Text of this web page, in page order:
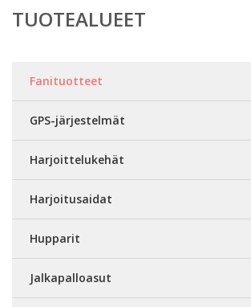
TUOTEALUEET
Fanituotteet
GPS-järjestelmät
Harjoittelukehät
Harjoitusaidat
Hupparit
Jalkapalloasut